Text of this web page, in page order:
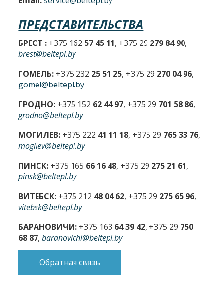
ПРЕДСТАВИТЕЛЬСТВА
БРЕСТ : +375 162 57 45 11, +375 29 279 84 90,
brest@beltepl.by
ГОМЕЛЬ: +375 232 25 51 25, +375 29 270 04 96,
gomel@beltepl.by
ГРОДНО: +375 152 62 44 97, +375 29 701 58 86,
grodno@beltepl.by
МОГИЛЕВ: +375 222 41 11 18, +375 29 765 33 76,
mogilev@beltepl.by
ПИНСК: +375 165 66 16 48, +375 29 275 21 61,
pinsk@beltepl.by
ВИТЕБСК: +375 212 48 04 62, +375 29 275 65 96,
vitebsk@beltepl.by
БАРАНОВИЧИ: +375 163 64 39 42, +375 29 750
68 87,baranovichi@beltepl.by
Обратная связь